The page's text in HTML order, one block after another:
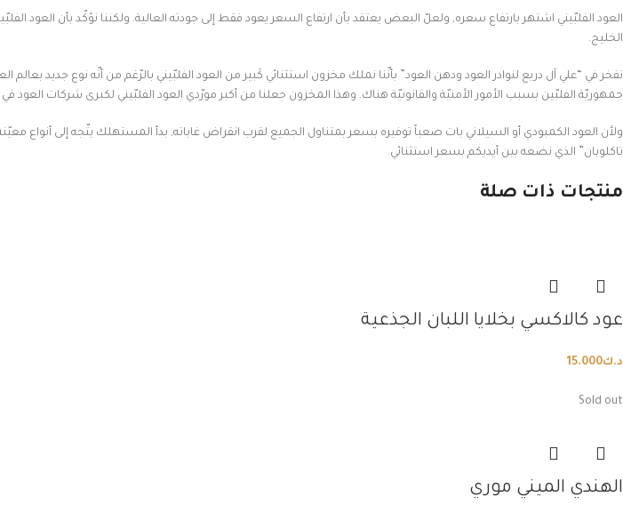
العود الفلبّيني اشتهر بارتفاع سعره, ولعلّ البعض يعتقد بأن ارتفاع السعر يعود فقط إلى جودته العالية. ولكننا نؤكّد بأن العود
الخليج.
جمهوريّة الفلبّين بسبب الأمور الأمنيّة والقانونيّة هناك. وهذا المخزون جعلنا من أكبر مورّدي العود الفلبّيني لكبرى شركات العود
ولأن العود الكمبودي أو السيلاني بات صعباً توفيره بسعر بمتناول الجميع لقرب انقراض غاباته, بدأ المستهلك يتّجه إلى أنواع
تاكلوبان” الذي نضعه بين أيديكم بسعر استثنائي.
منتجات ذات صلة
عود كالاكسي بخلايا اللبان الجذعية
د.ك15.000
Sold out
الهندي الميني موري